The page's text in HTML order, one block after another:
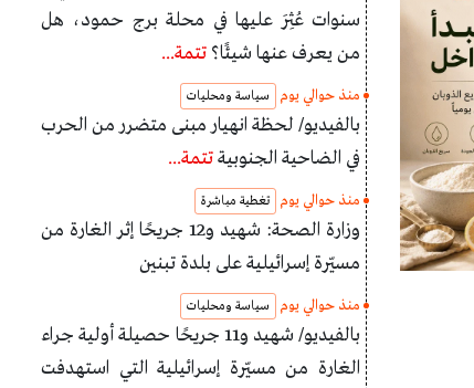
سنوات عُثِرَ عليها في محلة برج حمود، هل
من يعرف عنها شيئًا؟ تتمة...
منذ حوالي يوم سياسة ومحليات
بالفيديو/ لحظة انهيار مبنى متضرر من الحرب
في الضاحية الجنوبيةتتمة...
منذ حوالي يوم تغطية مباشرة
وزارة الصحة: شهيد و12 جريحًا إثر الغارة من
مسيّرة إسرائيلية على بلدة تبنين
منذ حوالي يوم سياسة ومحليات
بالفيديو/ شهيد و11 جريحًا حصيلة أولية جراء
الغارة من مسيّرة إسرائيلية التي استهدفت